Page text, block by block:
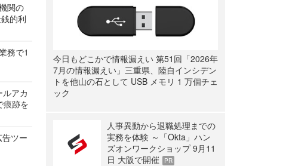
関の
的利
務で1
アカ
痕跡を
ツー
今日もどこかで情報漏えい 第51回「2026年
7月の情報漏えい」三重県、陸自インシデン
トを他山の石として USB メモリ 1 万個チェ
ック
人事異動から退職処理までの
実務を体験 ～「Okta」ハン
ズオンワークショップ 9月11
日 大阪で開催
PR